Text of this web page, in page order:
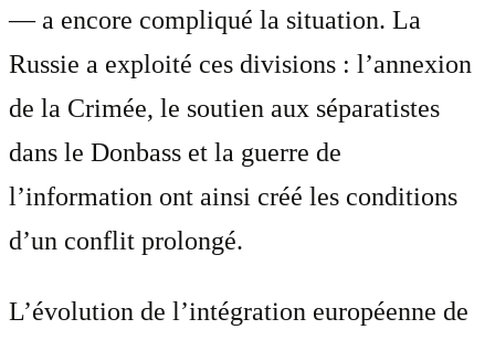
— a encore compliqué la situation. La
Russie a exploité ces divisions : l’annexion
de la Crimée, le soutien aux séparatistes
dans le Donbass et la guerre de
l’information ont ainsi créé les conditions
d’un conflit prolongé.
L’évolution de l’intégration européenne de